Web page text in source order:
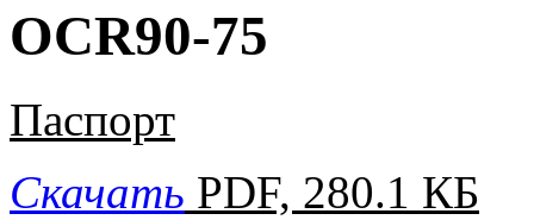
OCR90-75
Паспорт
Скачать PDF, 280.1 КБ